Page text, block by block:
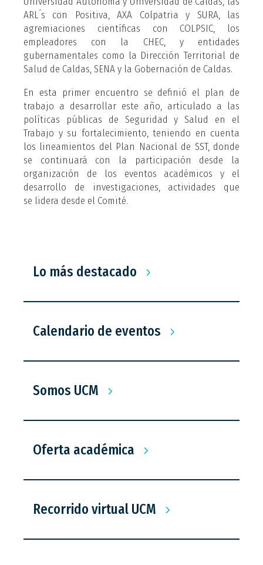
ARL´s con Positiva, AXA Colpatria y SURA, las
agremiaciones científicas con COLPSIC, los
empleadores con la CHEC, y entidades
gubernamentales como la Dirección Territorial de
Salud de Caldas, SENA y la Gobernación de Caldas.
En esta primer encuentro se definió el plan de
trabajo a desarrollar este año, articulado a las
políticas públicas de Seguridad y Salud en el
Trabajo y su fortalecimiento, teniendo en cuenta
los lineamientos del Plan Nacional de SST, donde
se continuará con la participación desde la
organización de los eventos académicos y el
desarrollo de investigaciones, actividades que
se lidera desde el Comité.
Lo más destacado
Calendario de eventos
Somos UCM
Oferta académica
Recorrido virtual UCM